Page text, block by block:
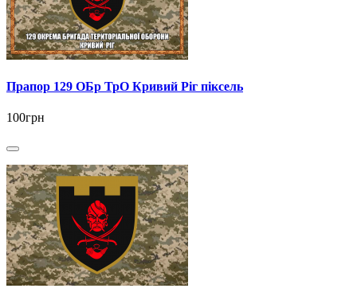
Прапор 129 ОБр ТрО Кривий Ріг піксель
100грн